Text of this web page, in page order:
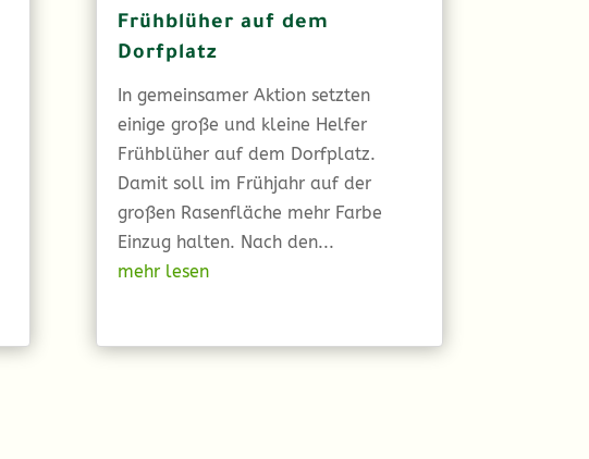
Frühblüher auf dem
Dorfplatz
In gemeinsamer Aktion setzten
einige große und kleine Helfer
Frühblüher auf dem Dorfplatz.
Damit soll im Frühjahr auf der
großen Rasenfläche mehr Farbe
Einzug halten. Nach den...
mehr lesen